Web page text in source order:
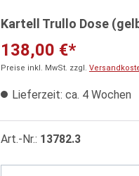
Kartell Trullo Dose
138,00 €*
Preise inkl. MwSt. zzgl.
Lieferzeit: ca. 4 Wochen
Art.-Nr.: 13782.3